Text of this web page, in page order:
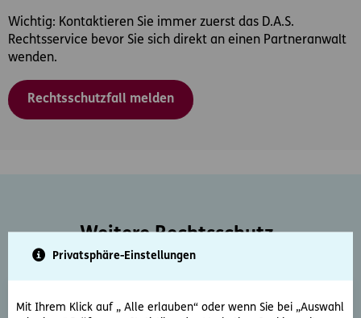
Privatsphäre-Einstellungen
Mit Ihrem Klick auf „ Alle erlauben“ oder wenn Sie bei „Auswahl
Wichtig: Kontaktieren Sie immer zuerst das D.A.S.
Rechtsservice bevor Sie sich direkt an einen Partneranwalt
wenden.
Rechtsschutzfall melden
Weitere Rechtsschutz-
Serviceleistungen